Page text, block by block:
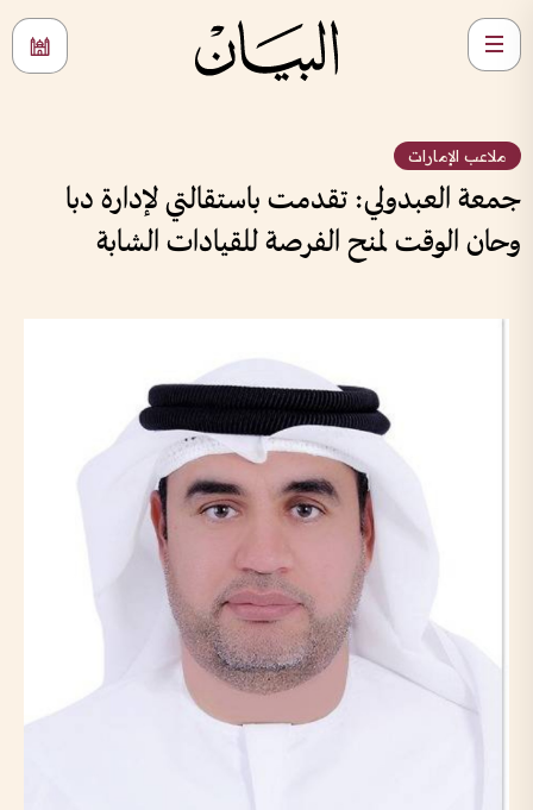
ملاعب الإمارات
جمعة العبدولي: تقدمت باستقالتي لإدارة دبا
وحان الوقت لمنح الفرصة للقيادات الشابة